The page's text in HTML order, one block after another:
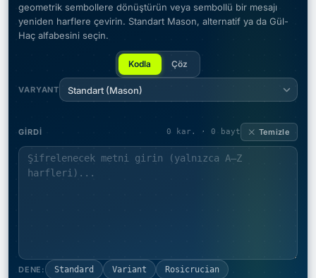
geometrik sembollere dönüştürün veya sembollü bir mesajı
yeniden harflere çevirin. Standart Mason, alternatif ya da Gül-
Haç alfabesini seçin.
Kodla Çöz
VARYANT Standart (Mason)
GIRDI 0 kar. · 0 bayt Temizle
DENE: Standard Variant
Rosicrucian